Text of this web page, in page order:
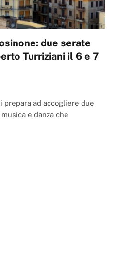
due serate
Turriziani il 6 e 7
prepara ad accogliere due
e danza che